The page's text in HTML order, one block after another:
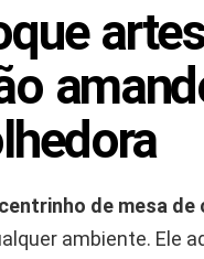
centrinho de mesa de
ambiente. Ele